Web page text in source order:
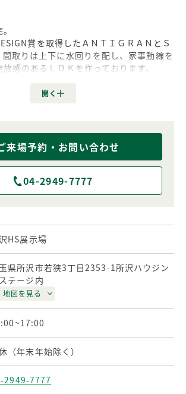
賞を取得したＡＮＴＩＧＲＡＮとＳ
間取りは上下に水回りを配し、家事動線を
感のあるＬＤＫを作っております。
ーポート
来場予約・お問い合わせ
04-2949-7777
HS展示場
県所沢市若狭3丁目2353-1所沢ハウジン
テージ内
地図を見る
（年末年始除く）
2949-7777